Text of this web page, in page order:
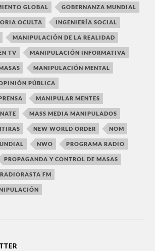
GLOBAL GOBERNANZA MUNDIAL
OCULTA INGENIERÍA SOCIAL
MANIPULACIÓN DE LA REALIDAD
TV MANIPULACIÓN INFORMATIVA
MANIPULACIÓN MENTAL
PÚBLICA
MANIPULAR MENTES
MASS MEDIA MANIPULADOS
NEW WORLD ORDER NOM
NWO PROGRAMA RADIO
PROPAGANDA Y CONTROL DE MASAS
RADIORASTA FM